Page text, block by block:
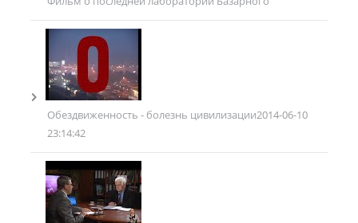
Обездвиженность - болезнь цивилизации2014-06-10
23:14:42